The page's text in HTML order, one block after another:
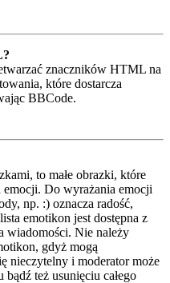
znaczników HTML na
które dostarcza
BBCode.
to małe obrazki, które
Do wyrażania emocji
np. :) oznacza radość,
emotikon jest dostępna z
wiadomości. Nie należy
gdyż mogą
nieczytelny i moderator może
też usunięciu całego